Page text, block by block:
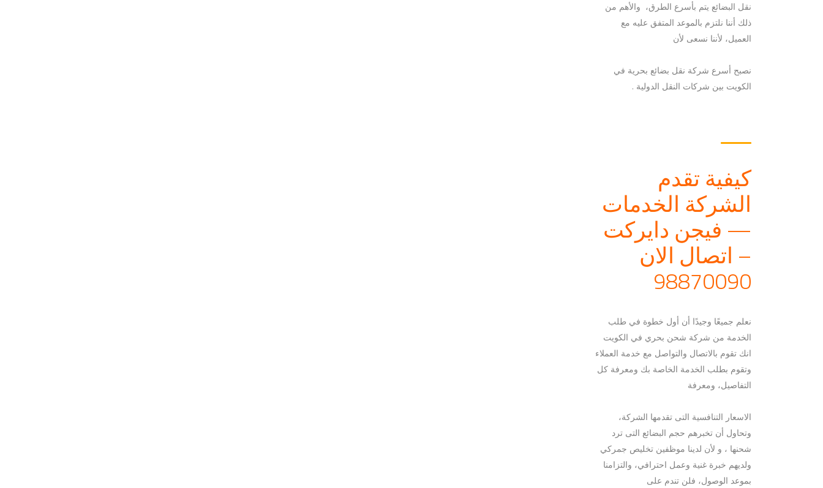
نقل البضائع يتم بأسرع الطرق، والأهم من
ذلك أننا نلتزم بالموعد المتفق عليه مع
العميل، لأننا نسعى لأن
نصبح أسرع شركة نقل بضائع بحرية في
الكويت بين شركات النقل الدولية .
كيفية تقدم
الشركة الخدمات
— فيجن دايركت
– اتصال الان
98870090
نعلم جميعًا وجيدًا أن أول خطوة في طلب
الخدمة من شركة شحن بحري في الكويت
انك تقوم بالاتصال والتواصل مع خدمة العملاء
وتقوم بطلب الخدمة الخاصة بك ومعرفة كل
التفاصيل، ومعرفة
الاسعار التنافسية التى تقدمها الشركة،
وتحاول أن تخبرهم حجم البضائع التى ترد
شحنها ، و لأن لدينا موظفين تخليص جمركي
ولديهم خبرة غنية وعمل احترافي، والتزامنا
بموعد الوصول، فلن تندم على